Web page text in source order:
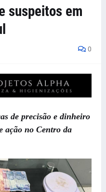
suspeitos em
0
de precisão e dinheiro
ação no Centro da